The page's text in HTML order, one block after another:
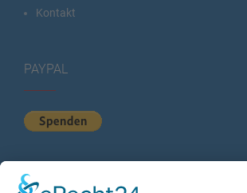
Kontakt
PAYPAL
KURZSTATISTIK